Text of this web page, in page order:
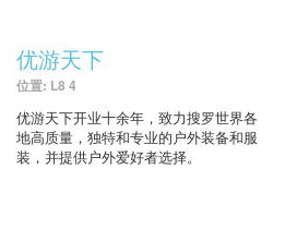
优游天下
位置: L8 4
优游天下开业十余年，致力搜罗世界各
地高质量，独特和专业的户外装备和服
装，并提供户外爱好者选择。